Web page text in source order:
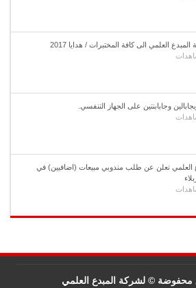
العلمي الى كافة المختبرات / هدايا 2017
وجابابنتين على الجهاز التنفسي.
العلمي تعلن عن طلب مندوبي مبيعات (اضافيين) في
محفوضة © لشركة المبدع العلمي